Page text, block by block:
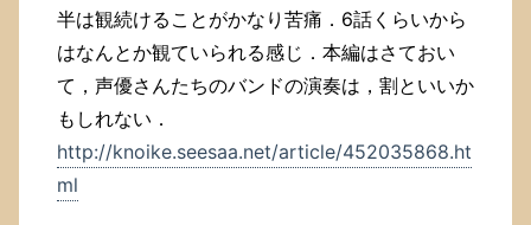
半は観続けることがかなり苦痛．6話くらいから
はなんとか観ていられる感じ．本編はさておい
て，声優さんたちのバンドの演奏は，割といいか
もしれない．
http://knoike.seesaa.net/article/452035868.ht
ml